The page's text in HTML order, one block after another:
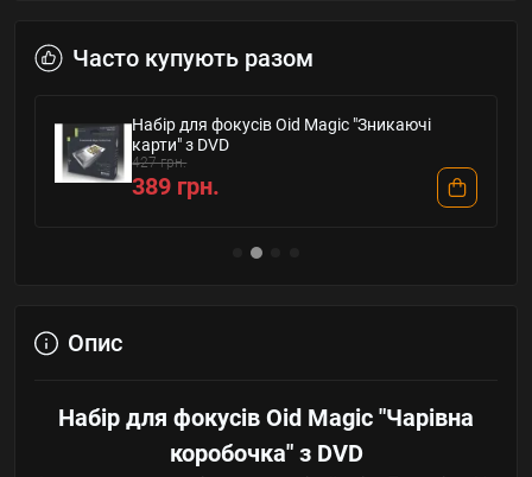
Часто купують разом
Набір для фокусів Oid Magic "Зникаючі
карти" з DVD
427 грн.
389 грн.
Опис
Набір для фокусів Oid Magic "Чарівна
коробочка" з DVD